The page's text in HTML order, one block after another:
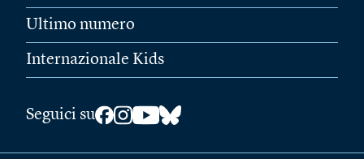
Ultimo numero
Internazionale Kids
Seguici su